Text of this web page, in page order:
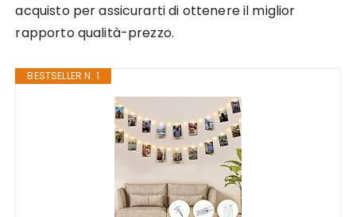
acquisto per assicurarti di ottenere il miglior
rapporto qualità-prezzo.
BESTSELLER N. 1